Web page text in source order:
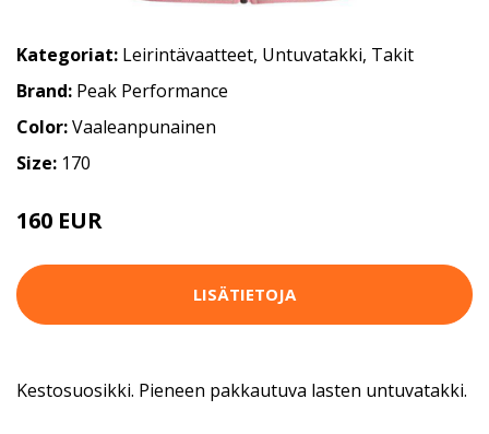
Kategoriat: Leirintävaatteet, Untuvatakki, Takit
Brand: Peak Performance
Color:Vaaleanpunainen
Size: 170
160 EUR
LISÄTIETOJA
Kestosuosikki. Pieneen pakkautuva lasten untuvatakki.